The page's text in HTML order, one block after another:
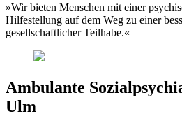
»Wir bieten Menschen mit einer
Hilfestellung auf dem Weg zu einer
gesellschaftlicher Teilhabe.«
Ambulante
Ulm